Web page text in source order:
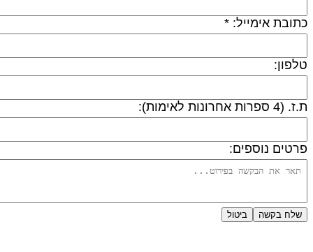
אימייל: *
ספרות אחרונות לאימות):
נוספים:
שלח בקשה ביטול